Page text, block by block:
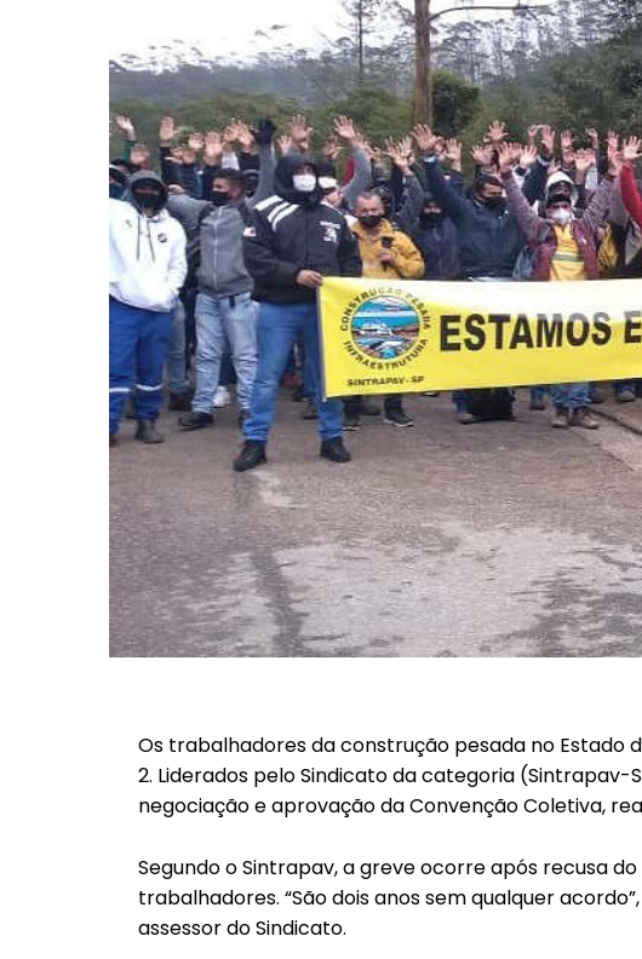
Os trabalhadores da construção pesada no Estado
2. Liderados pelo Sindicato da categoria (Sintrapav-
negociação e aprovação da Convenção Coletiva,
Segundo o Sintrapav, a greve ocorre após recusa
trabalhadores. “São dois anos sem qualquer
assessor do Sindicato.